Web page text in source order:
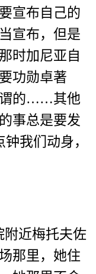
宣布自己的
宣布，但是
时加尼亚自
功勋卓著
的……其他
事总是要发
我们动身，
附近梅托夫佐
那里，她住